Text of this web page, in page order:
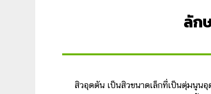
ลัก
สิวอุดตัน เป็นสิวขนาดเล็กที่เป็นตุ่มนูนอุดตั